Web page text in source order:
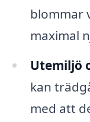
blommar
maximal
Utemiljö
kan
med att